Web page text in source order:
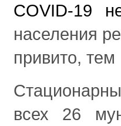
COVID-19
населения
привито,
всех 26